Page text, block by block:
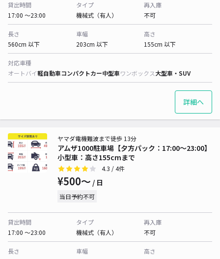
貸出時間
17:00 〜23:00
タイプ
機械式（有人）
再入庫
不可
長さ
560cm 以下
車幅
203cm 以下
高さ
155cm 以下
対応車種
オートバイ軽自動車コンパクトカー中型車ワンボックス大型車・SUV
詳細へ
アムザ1000駐車場【夕方パック：17:00～23:00】
小型車：高さ155cmまで
ヤマダ電機難波まで徒歩 13分
4.3 / 4件
¥500〜 / 日
当日予約不可
貸出時間
17:00 〜23:00
タイプ
機械式（有人）
再入庫
不可
長さ
車幅
高さ